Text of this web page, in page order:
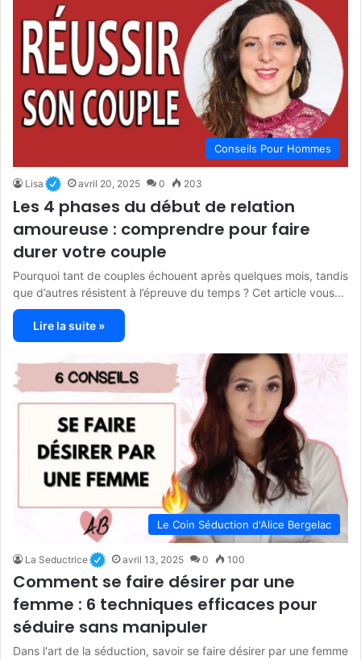
Conseils Pour Hommes
Lisa avril 20, 2025 0 203
Les 4 phases du début de relation
amoureuse : comprendre pour faire
durer votre couple
Pourquoi tant de couples échouent après quelques mois, tandis
que d’autres résistent à l’épreuve du temps ? Cet article vous…
Lire la suite »
Le Coin Séduction d'Alice Bergelac
La Seductrice avril 13, 2025 0 100
Comment se faire désirer par une
femme : 6 techniques efficaces pour
séduire sans manipuler
Dans l'art de la séduction, savoir se faire désirer par une femme